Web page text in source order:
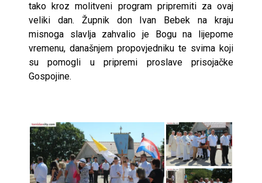
tako kroz molitveni program pripremiti za ovaj
veliki dan. Župnik don Ivan Bebek na kraju
misnoga slavlja zahvalio je Bogu na lijepome
vremenu, današnjem propovjedniku te svima koji
su pomogli u pripremi proslave prisojačke
Gospojine.